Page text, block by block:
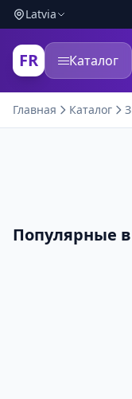
Latvia
FR Каталог
Главная Каталог
Популярные